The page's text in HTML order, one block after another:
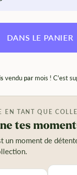
DANS LE PANIER
venduparmois ! C'est
EN TANT QUE
tes
un moment de